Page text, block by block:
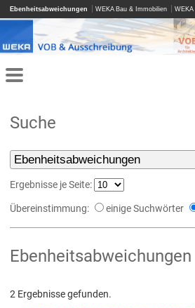
Ebenheitsabweichungen WEKA Bau & Immobilien WEKA
Suche
Ergebnisse je Seite:
Übereinstimmung: einige Suchwörter
Ebenheitsabweichungen
2 Ergebnisse gefunden.